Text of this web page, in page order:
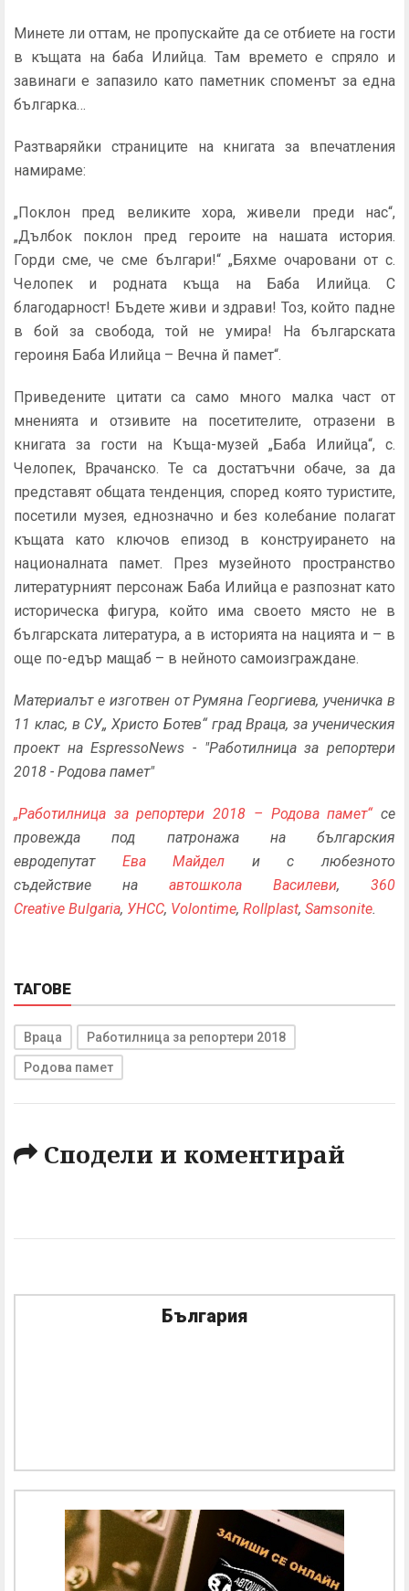
Минете ли оттам, не пропускайте да се отбиете на гости
в къщата на баба Илийца. Там времето е спряло и
завинаги е запазило като паметник споменът за една
българка…
Разтваряйки страниците на книгата за впечатления
намираме:
„Поклон пред великите хора, живели преди нас“,
„Дълбок поклон пред героите на нашата история.
Горди сме, че сме българи!“ „Бяхме очаровани от с.
Челопек и родната къща на Баба Илийца. С
благодарност! Бъдете живи и здрави! Тоз, който падне
в бой за свобода, той не умира! На българската
героиня Баба Илийца – Вечна й памет“.
Приведените цитати са само много малка част от
мненията и отзивите на посетителите, отразени в
книгата за гости на Къща-музей „Баба Илийца“, с.
Челопек, Врачанско. Те са достатъчни обаче, за да
представят общата тенденция, според която туристите,
посетили музея, еднозначно и без колебание полагат
къщата като ключов епизод в конструирането на
националната памет. През музейното пространство
литературният персонаж Баба Илийца е разпознат като
историческа фигура, който има своето място не в
българската литература, а в историята на нацията и – в
още по-едър мащаб – в нейното самоизграждане.
Материалът е изготвен от Румяна Георгиева, ученичка в
11 клас, в СУ„ Христо Ботев“ град Враца, за ученическия
проект на EspressoNews - "Работилница за репортери
2018 - Родова памет"
„Работилница за репортери 2018 – Родова памет“ се
провежда под патронажа на българския
евродепутатЕва Майдел и с любезното
съдействие на автошкола Василеви, 360
Creative Bulgaria, УНСС, Volontime, Rollplast, Samsonite.
ТАГОВЕ
Враца Работилница за репортери 2018
Родова памет
Сподели и коментирай
България